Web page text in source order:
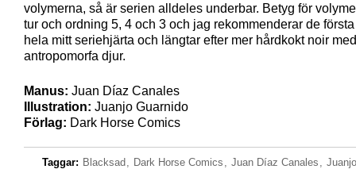
volymerna, så är serien alldeles underbar. Betyg för
tur och ordning 5, 4 och 3 och jag rekommenderar de
hela mitt seriehjärta och längtar efter mer hårdkokt noir med
antropomorfa djur.
Manus: Juan Díaz Canales
Illustration: Juanjo Guarnido
Förlag: Dark Horse Comics
Taggar: Blacksad , Dark Horse Comics , Juan Díaz Canales ,